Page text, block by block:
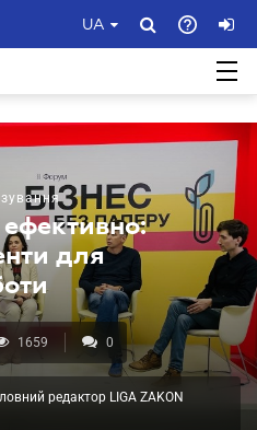
UA
для
1659 0
редактор LIGA ZAKON